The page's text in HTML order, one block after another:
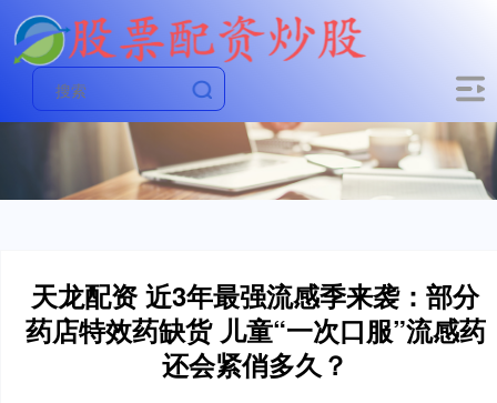
天龙配资 近3年最强流感季来袭：部分
药店特效药缺货 儿童“一次口服”流感药
还会紧俏多久？